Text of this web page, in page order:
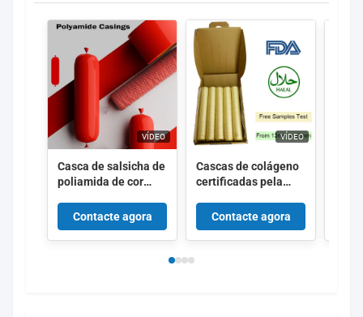
VÍDEO
Casca de salsicha de
poliamida de cor
nylon encolhidas
com 5 camadas Co
extrusão para
Contacte agora
VÍDEO
Cascas de colágeno
certificadas pela
com comprimento de
15 metros por fio e
permeabilidade
Contacte agora